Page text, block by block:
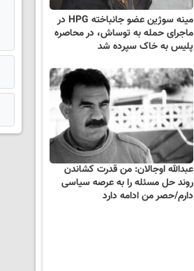
مینه سوژین عضو جانباخته HPG در
ماجرای حمله به توساش، در محاصره
پلیس به خاک سپرده شد
عبدالله اوجالان: من قدرت کشاندن
روند حل مسئله را به عرصه سیاسی
دارم/حصر من ادامه دارد